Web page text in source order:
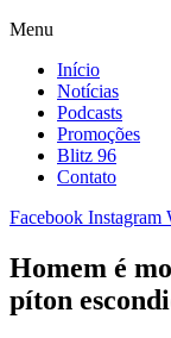
Menu
Início
Notícias
Podcasts
Promoções
Blitz 96
Contato
Facebook Instagram
Homem é
píton